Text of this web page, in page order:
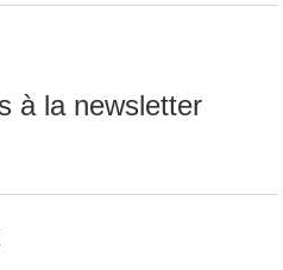
à la newsletter